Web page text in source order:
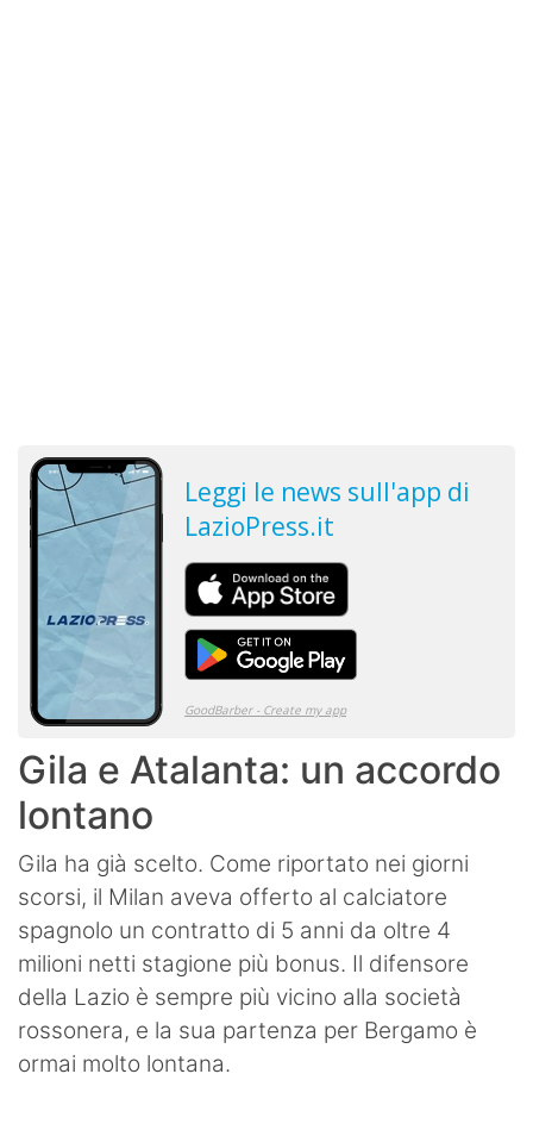
Gila e Atalanta: un accordo
lontano
Gila ha già scelto. Come riportato nei giorni
scorsi, il Milan aveva offerto al calciatore
spagnolo un contratto di 5 anni da oltre 4
milioni netti stagione più bonus. Il difensore
della Lazio è sempre più vicino alla società
rossonera, e la sua partenza per Bergamo è
ormai molto lontana.